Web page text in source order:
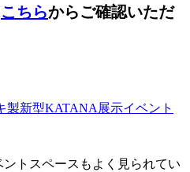
こちらからご確認いただ
新型KATANA展示イベント
トスペースもよく見られてい